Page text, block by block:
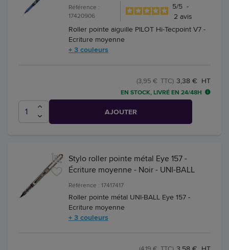
Référence :
17420906
5/5 -
2avis
Roller pointe aiguille PILOT Hi-Tecpoint V7 -
Ecriture moyenne
+ 3 couleurs
3,38 € HT
(3,95 € TTC)
EN STOCK, LIVRÉ EN 24/48H
AJOUTER
Stylo roller pointe métal Eye 157 -
Écriture moyenne - Noir - UNI-BALL
Référence : 17417417
Roller pointe métal UNI-BALL Eye 157 -
Ecriture moyenne
+ 3 couleurs